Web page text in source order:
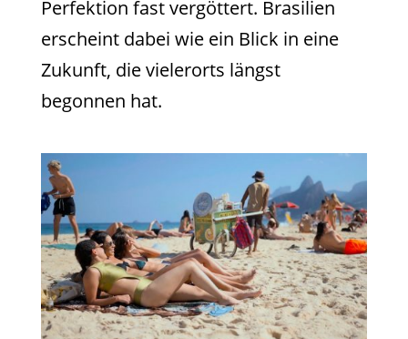
Perfektion fast vergöttert. Brasilien
erscheint dabei wie ein Blick in eine
Zukunft, die vielerorts längst
begonnen hat.